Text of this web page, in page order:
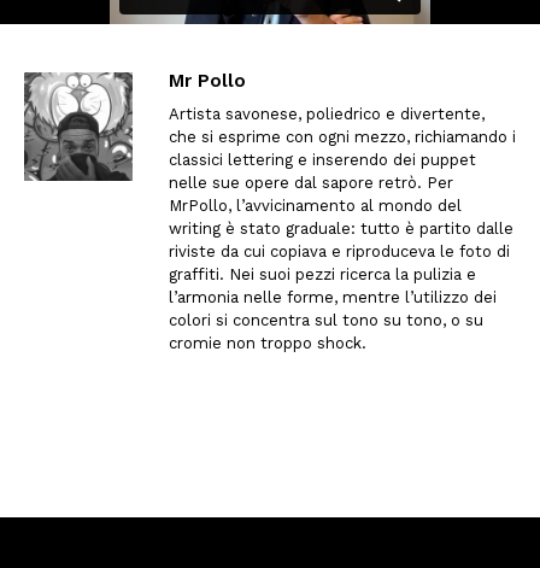
Mr Pollo
Artista savonese, poliedrico e divertente,
che si esprime con ogni mezzo, richiamando i
classici lettering e inserendo dei puppet
nelle sue opere dal sapore retrò. Per
MrPollo, l’avvicinamento al mondo del
writing è stato graduale: tutto è partito dalle
riviste da cui copiava e riproduceva le foto di
graffiti. Nei suoi pezzi ricerca la pulizia e
l’armonia nelle forme, mentre l’utilizzo dei
colori si concentra sul tono su tono, o su
cromie non troppo shock.